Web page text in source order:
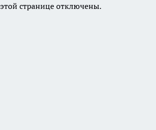
странице отключены.